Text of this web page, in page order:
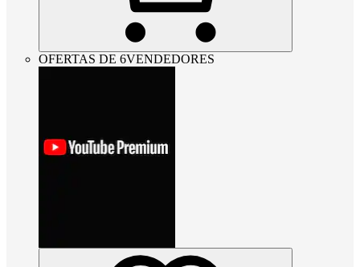
OFERTAS DE 6VENDEDORES